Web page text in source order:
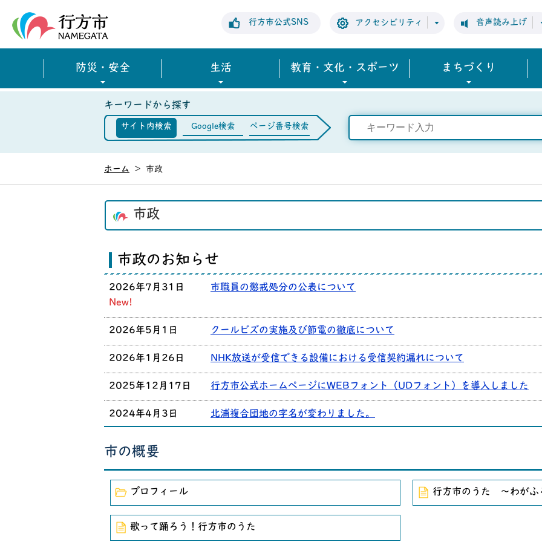
行方市公式SNS アクセシビリティ 音声読み上げ
防災・安全 生活 教育・文化・スポーツ まちづくり
キーワードから探す
サイト内検索 Google検索 ページ番号検索
ホーム > 市政
市政
市政のお知らせ
2026年7月31日
New!
市職員の懲戒処分の公表について
2026年5月1日 クールビズの実施及び節電の徹底について
2026年1月26日 NHK放送が受信できる設備における受信契約漏れについて
2025年12月17日 行方市公式ホームページにWEBフォント（UDフォント）を導入しました
2024年4月3日 北浦複合団地の字名が変わりました。
2020年12月4日 「しあわせのたね。」にて楽器寄附ふるさと納税の取り組みが放送され
2020年4月6日 新学期からの新型コロナウイルス対策と依頼について
2019年7月21日 第25回参議院議員通常選挙 開票速報（比例代表：23時10分確定）
市の概要
プロフィール 行方市のうた ～わがふ
歌って踊ろう！行方市のうた